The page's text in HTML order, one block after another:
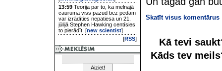
13:59 Teorija par to, ka melnajā
caurumā viss pazūd bez pēdām
var izrādīties nepatiesa un 21.
jūlijā Stephen Hawking centīsies
to pierādīt. [new scientist]
[RSS]
Skatīt visus komentārus
Kā tevi
Kāds tev